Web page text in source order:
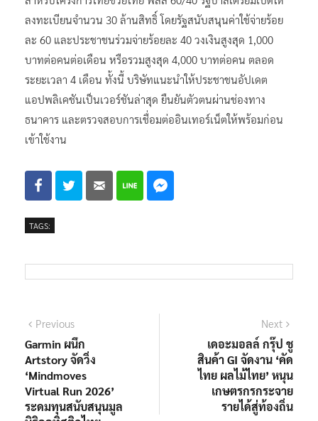
ลงทะเบียนจำนวน 30 ล้านสิทธิ์ โดยรัฐสนับสนุนค่าใช้จ่ายร้อย
ละ 60 และประชาชนร่วมจ่ายร้อยละ 40 วงเงินสูงสุด 1,000
บาทต่อคนต่อเดือน หรือรวมสูงสุด 4,000 บาทต่อคน ตลอด
ระยะเวลา 4 เดือน ทั้งนี้ บริษัทแนะนำให้ประชาชนอัปเดต
แอปพลิเคชันเป็นเวอร์ชันล่าสุด ยืนยันตัวตนผ่านช่องทาง
ธนาคาร และตรวจสอบการเชื่อมต่ออินเทอร์เน็ตให้พร้อมก่อน
เข้าใช้งาน
TAGS:
แนะแนว
เรื่อง
PreviousPrevious
post:
Garmin ผนึก
Artstory จัดวิ่ง
‘Mindmoves
Virtual Run 2026’
ระดมทุนสนับสนุนมูล
Next
post:
เดอะมอลล์ กรุ๊ป ชู
สินค้า GI จัดงาน ‘คัด
ไทย ผลไม้ไทย’ หนุน
เกษตรกรกระจาย
รายได้สู่ท้องถิ่น